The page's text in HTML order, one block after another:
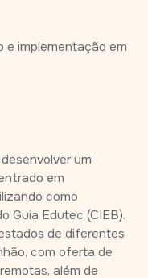
e implementação em
um
em
como
Guia Edutec (CIEB).
de diferentes
com oferta de
além de